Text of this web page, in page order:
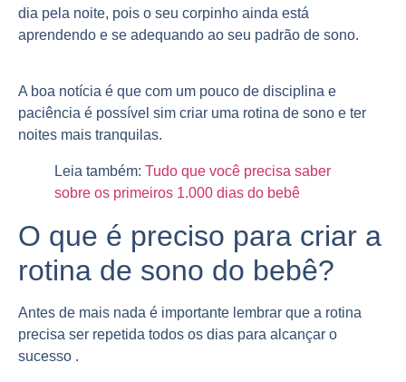
dia pela noite, pois o seu corpinho ainda está
aprendendo e se adequando ao seu padrão de sono.
A boa notícia é que com um pouco de disciplina e
paciência é possível sim criar uma rotina de sono e ter
noites mais tranquilas.
Leia também: Tudo que você precisa saber
sobre os primeiros 1.000 dias do bebê
O que é preciso para criar a
rotina de sono do bebê?
Antes de mais nada é importante lembrar que a rotina
precisa ser repetida todos os dias para alcançar o
sucesso .